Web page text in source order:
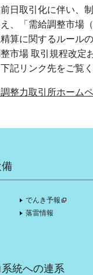
日取引化に伴い、
、「需給調整市場
算に関するルール
市場 取引規程改定
記リンク先をご覧く
整力取引所ホーム
でんき予報
落雷情報
統への連系